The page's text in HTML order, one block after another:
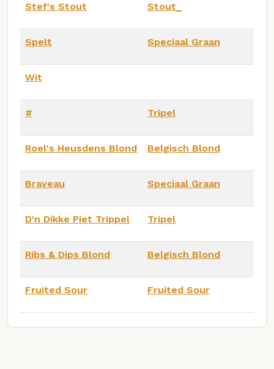
Stef's Stout Stout_
Spelt Speciaal Graan
Wit
# Tripel
Roel's Heusdens Blond Belgisch Blond
Braveau Speciaal Graan
D'n Dikke Piet Trippel Tripel
Ribs & Dips Blond Belgisch Blond
Fruited Sour Fruited Sour